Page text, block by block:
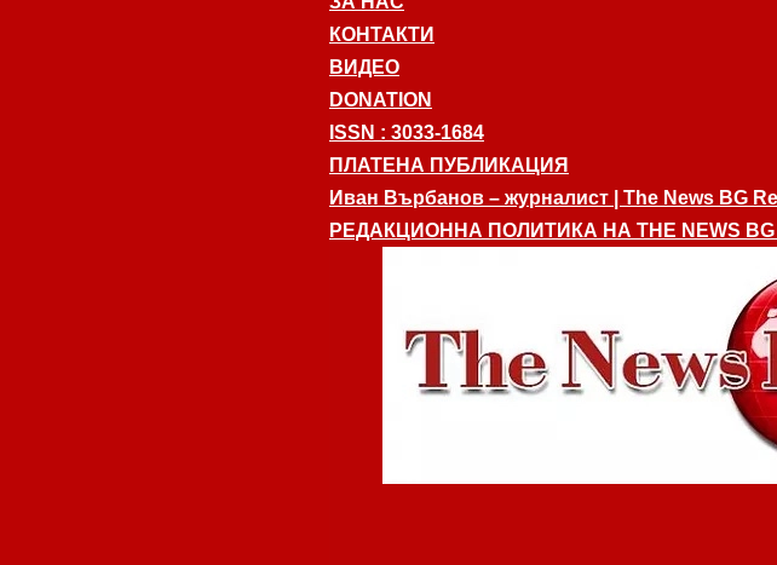
КОНТАКТИ
ВИДЕО
DONATION
ISSN : 3033-1684
ПЛАТЕНА ПУБЛИКАЦИЯ
Иван Върбанов – журналист | The News BG
РЕДАКЦИОННА ПОЛИТИКА НА THE NEWS BG